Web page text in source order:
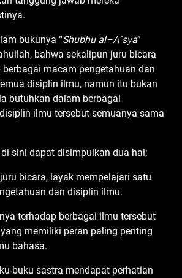
bukunya “Shubhu al–A`sya”
bahwa sekalipun juru bicara
macam pengetahuan dan
disiplin ilmu, namun itu bukan
butuhkan dalam berbagai
ilmu tersebut semuanya sama
sini dapat disimpulkan dua hal;
bicara, layak mempelajari satu
dan disiplin ilmu.
terhadap berbagai ilmu tersebut
memiliki peran paling penting
bahasa.
buku sastra mendapat perhatian